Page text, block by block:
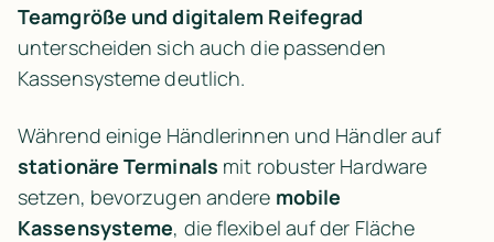
Teamgröße und digitalem Reifegrad
unterscheiden sich auch die passenden
Kassensysteme deutlich.
stationäre Terminals mit robuster Hardware
setzen, bevorzugen andere mobile
Kassensysteme, die flexibel auf der Fläche